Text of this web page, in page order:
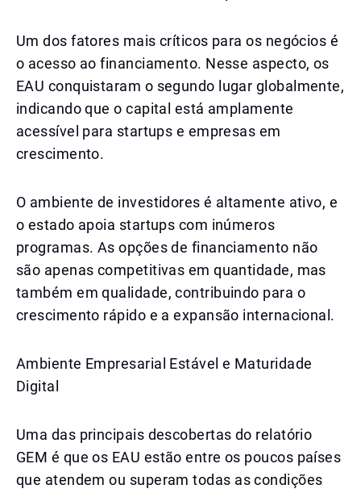
Um dos fatores mais críticos para os negócios é
o acesso ao financiamento. Nesse aspecto, os
EAU conquistaram o segundo lugar globalmente,
indicando que o capital está amplamente
acessível para startups e empresas em
crescimento.
O ambiente de investidores é altamente ativo, e
o estado apoia startups com inúmeros
programas. As opções de financiamento não
são apenas competitivas em quantidade, mas
também em qualidade, contribuindo para o
crescimento rápido e a expansão internacional.
Ambiente Empresarial Estável e Maturidade
Digital
Uma das principais descobertas do relatório
GEM é que os EAU estão entre os poucos países
que atendem ou superam todas as condições